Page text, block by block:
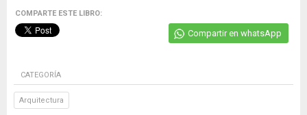
COMPARTE ESTE LIBRO:
Compartir en whatsApp
CATEGORÍA
Arquitectura